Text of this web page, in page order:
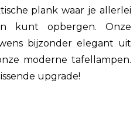
plank waar je allerlei
kunt opbergen. Onze
bijzonder elegant uit
moderne tafellampen.
upgrade!